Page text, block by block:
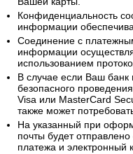
Конфиденциальность
информации
Соединение с
информации
использованием
В случае если Ваш банк
безопасного
Visa или MasterCard
также может
На указанный при
почты будет
платежа и электронный